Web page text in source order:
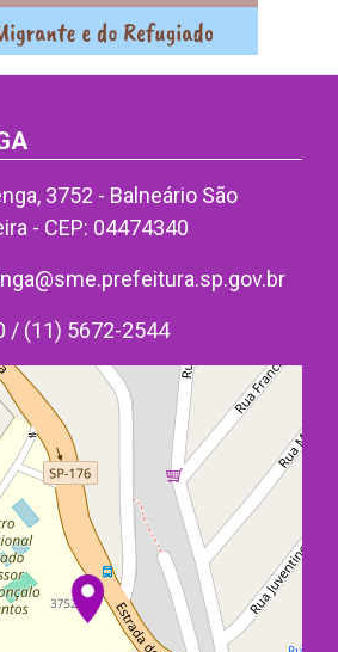
3752 - Balneário São
- CEP: 04474340
/ (11) 5672-2544